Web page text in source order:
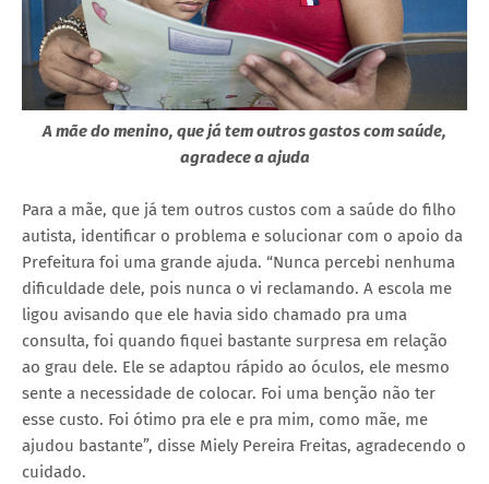
A mãe do menino, que já tem outros gastos com saúde,
agradece a ajuda
Para a mãe, que já tem outros custos com a saúde do filho
autista, identificar o problema e solucionar com o apoio da
Prefeitura foi uma grande ajuda. “Nunca percebi nenhuma
dificuldade dele, pois nunca o vi reclamando. A escola me
ligou avisando que ele havia sido chamado pra uma
consulta, foi quando fiquei bastante surpresa em relação
ao grau dele. Ele se adaptou rápido ao óculos, ele mesmo
sente a necessidade de colocar. Foi uma benção não ter
esse custo. Foi ótimo pra ele e pra mim, como mãe, me
ajudou bastante”, disse Miely Pereira Freitas, agradecendo o
cuidado.